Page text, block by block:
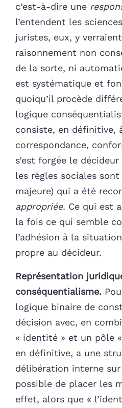
c’est-à-dire une
l’entendent les
juristes, eux, y
raisonnement non
de la sorte, ni
est systématique et
quoiqu’il procède
logique
consiste, en définitive,
correspondance,
s’est forgée le
les règles sociales
majeure) qui a été
appropriée. Ce qui est
la fois ce qui semble
l’adhésion à la
propre au décideur.
Représentation
conséquentialisme.
logique binaire de
décision avec, en
« identité » et un pôle
en définitive, a une
délibération interne
possible de placer les
effet, alors que «